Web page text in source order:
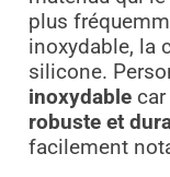
plus
inoxydable, la
silicone.
inoxydablecar
robuste et
facilement